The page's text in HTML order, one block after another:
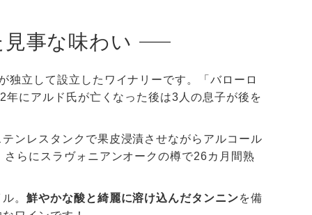
事な味わい
独立して設立したワイナリーです。「バローロ
にアルド氏が亡くなった後は3人の息子が後を
ンレスタンクで果皮浸漬させながらアルコール
らにスラヴォニアンオークの樽で26カ月間熟
。 鮮やかな酸と綺麗に溶け込んだタンニンを備